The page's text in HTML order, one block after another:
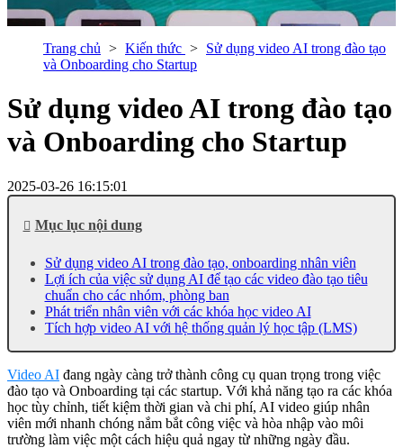
Trang chủ Kiến thức
Sử dụng video AI trong đào tạo
và Onboarding cho Startup
Sử dụng video AI trong đào tạo
và Onboarding cho Startup
2025-03-26 16:15:01
Mục lục nội dung
Sử dụng video AI trong đào tạo, onboarding nhân viên
Lợi ích của việc sử dụng AI để tạo các video đào tạo tiêu
chuẩn cho các nhóm, phòng ban
Phát triển nhân viên với các khóa học video AI
Tích hợp video AI với hệ thống quản lý học tập (LMS)
Video AI đang ngày càng trở thành công cụ quan trọng trong việc
đào tạo và Onboarding tại các startup. Với khả năng tạo ra các khóa
học tùy chỉnh, tiết kiệm thời gian và chi phí, AI video giúp nhân
viên mới nhanh chóng nắm bắt công việc và hòa nhập vào môi
trường làm việc một cách hiệu quả ngay từ những ngày đầu.